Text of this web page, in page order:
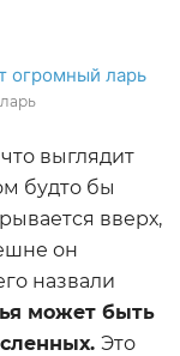
выглядит
будто бы
вверх,
он
назвали
может быть
Это